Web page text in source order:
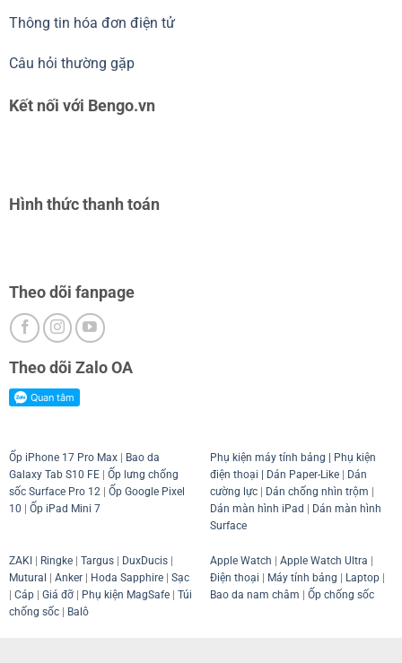
Thông tin hóa đơn điện tử
Câu hỏi thường gặp
Kết nối với Bengo.vn
Hình thức thanh toán
Theo dõi fanpage
Theo dõi Zalo OA
Ốp iPhone 17 Pro Max|
Bao da
Galaxy Tab S10 FE| Ốp lưng chống
sốc Surface Pro 12| Ốp Google Pixel
10
Ốp iPad Mini 7
Phụ kiện máy tính bảng
Phụ kiện
điện thoại | Dán Paper-Like|
Dán
cường lực| Dán chống nhìn trộm
Dán màn hình iPad
Dán màn hình
Surface
ZAKI| Ringke| Targus| DuxDucis|
Mutural | Anker| Hoda Sapphire| Sạc
| Cáp| Giá đỡ| Phụ kiện MagSafe| Túi
chống sốc| Balô
Apple Watch | Apple Watch Ultra |
Điện thoại | Máy tính bảng | Laptop|
Bao da nam châm | Ốp chống sốc